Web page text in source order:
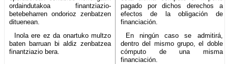
ordaindutakoa finantziazio-
betebeharren ondorioz zenbatzen
dituenean.
pagado por dichos derechos a
efectos de la obligación de
financiación.
Inola ere ez da onartuko multzo
baten barruan bi aldiz zenbatzea
finantziazio bera.
En ningún caso se admitirá,
dentro del mismo grupo, el doble
cómputo de una misma
financiación.